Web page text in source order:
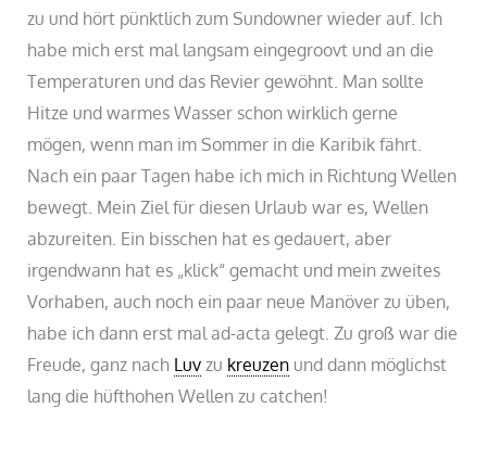
zu und hört pünktlich zum Sundowner wieder auf. Ich
habe mich erst mal langsam eingegroovt und an die
Temperaturen und das Revier gewöhnt. Man sollte
Hitze und warmes Wasser schon wirklich gerne
mögen, wenn man im Sommer in die Karibik fährt.
Nach ein paar Tagen habe ich mich in Richtung Wellen
bewegt. Mein Ziel für diesen Urlaub war es, Wellen
abzureiten. Ein bisschen hat es gedauert, aber
irgendwann hat es „klick“ gemacht und mein zweites
Vorhaben, auch noch ein paar neue Manöver zu üben,
habe ich dann erst mal ad-acta gelegt. Zu groß war die
Freude, ganz nach Luvzu kreuzen und dann möglichst
lang die hüfthohen Wellen zu catchen!